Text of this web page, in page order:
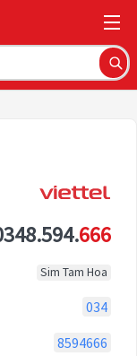
666
Sim Tam Hoa
034
8594666